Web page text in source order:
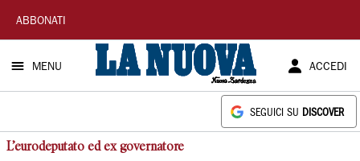
La
Nuova
Sardegna
ABBONATI
MENU ACCEDI
SEGUICI SU DISCOVER
L’eurodeputato ed ex governatore